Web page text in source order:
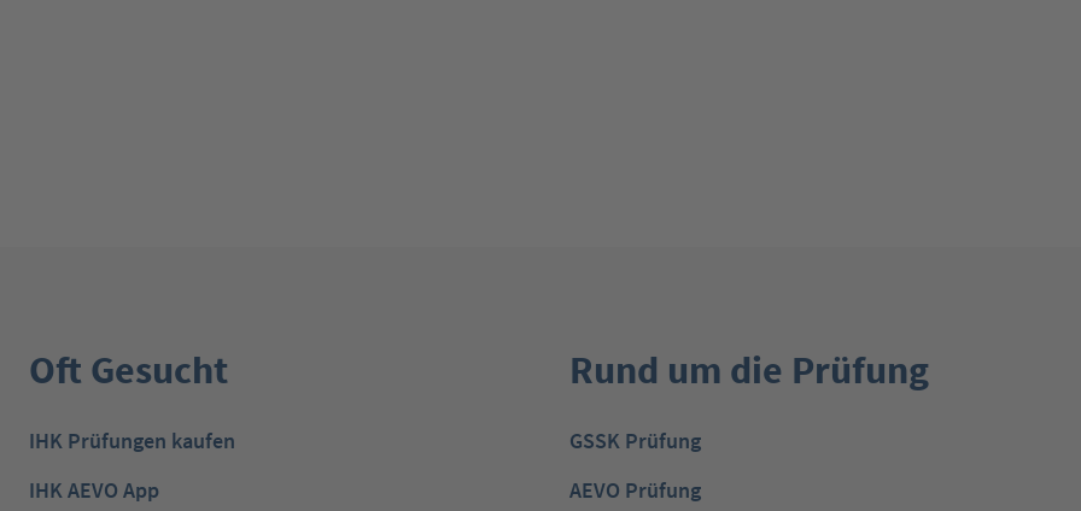
Oft Gesucht
IHK Prüfungen kaufen
IHK AEVO App
Rund um die Prüfung
GSSK Prüfung
AEVO Prüfung